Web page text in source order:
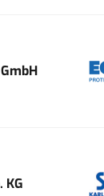
KG